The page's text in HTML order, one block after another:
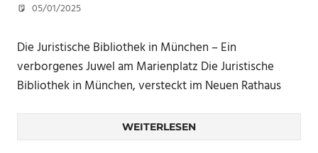
05/01/2025
Die Juristische Bibliothek in München – Ein
verborgenes Juwel am Marienplatz Die Juristische
Bibliothek in München, versteckt im Neuen Rathaus
WEITERLESEN